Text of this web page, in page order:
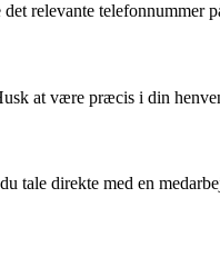
relevante telefonnummer
at være præcis i din
tale direkte med en